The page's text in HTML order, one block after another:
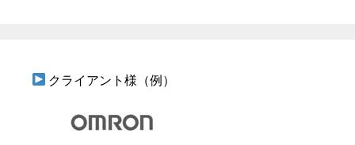
クライアント様（例）